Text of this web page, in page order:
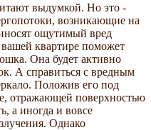
выдумкой. Но это -
возникающие на
ощутимый вред
квартире поможет
Она будет активно
А справиться с вредным
Положив его под
отражающей поверхностью
а иногда и вовсе
Однако